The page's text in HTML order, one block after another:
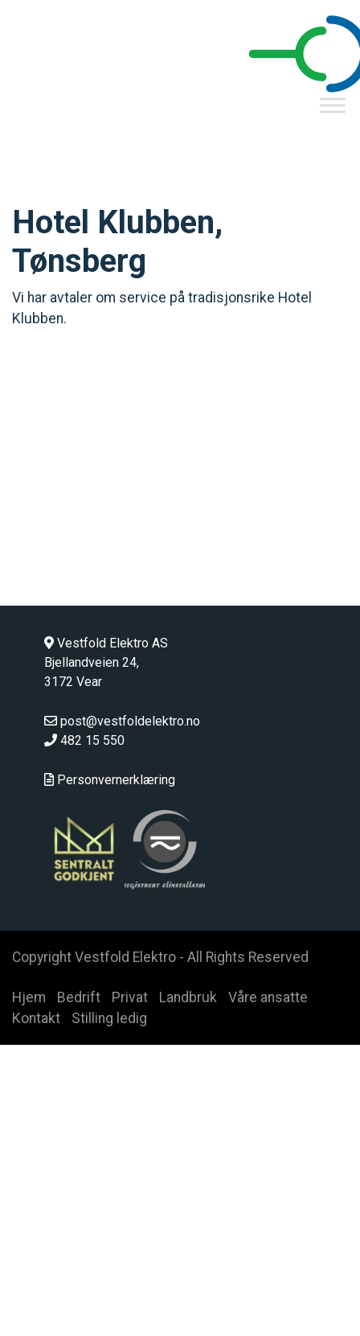
Hotel Klubben,
Tønsberg
Vi har avtaler om service på tradisjonsrike Hotel
Klubben.
Vestfold Elektro AS
Bjellandveien 24,
3172 Vear
post@vestfoldelektro.no
482 15 550
Personvernerklæring
Copyright Vestfold Elektro - All Rights Reserved
Hjem Bedrift Privat Landbruk
Våre ansatte
Kontakt
Stilling ledig